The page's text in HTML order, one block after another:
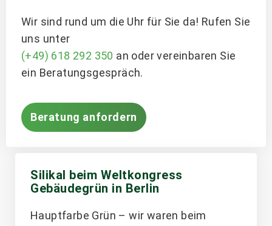
Wir sind rund um die Uhr für Sie da! Rufen Sie
uns unter
(+49) 618 292 350 an oder vereinbaren Sie
ein Beratungsgespräch.
Beratung anfordern
Silikal beim Weltkongress
Gebäudegrün in Berlin
Hauptfarbe Grün – wir waren beim